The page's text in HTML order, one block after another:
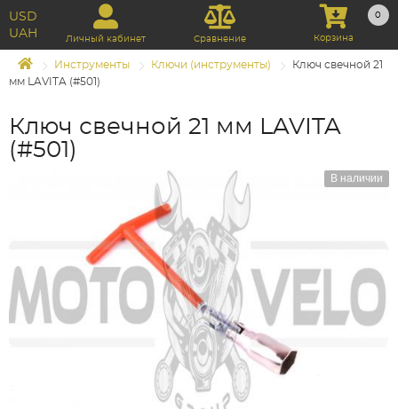
USD
UAH
Личный кабинет Сравнение
0
Корзина
Инструменты Ключи (инструменты)
Ключ свечной 21
мм LAVITA (#501)
Ключ свечной 21 мм LAVITA
(#501)
В наличии